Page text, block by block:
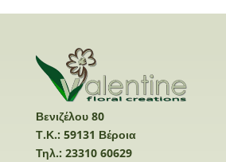
Βενιζέλου 80
Τ.Κ.: 59131 Βέροια
Τηλ.: 23310 60629